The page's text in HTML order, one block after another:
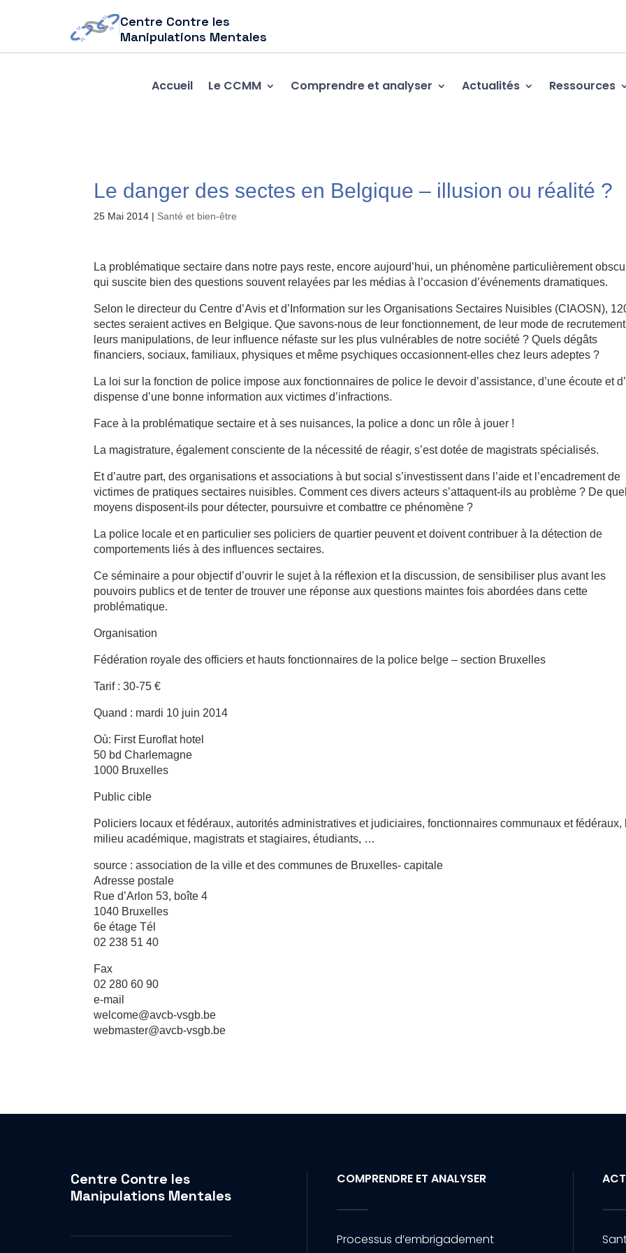
Centre Contre les
Manipulations Mentales
Accueil Le CCMM Comprendre et analyser Actualités Ressources
Le danger des sectes en Belgique – illusion ou réalité ?
25 Mai 2014 | Santé et bien-être
La problématique sectaire dans notre pays reste, encore aujourd’hui, un phénomène particulièrement
qui suscite bien des questions souvent relayées par les médias à l’occasion d’événements dramatiques.
Selon le directeur du Centre d’Avis et d’Information sur les Organisations Sectaires Nuisibles (CIAOSN),
sectes seraient actives en Belgique. Que savons-nous de leur fonctionnement, de leur mode de
leurs manipulations, de leur influence néfaste sur les plus vulnérables de notre société ? Quels dégâts
financiers, sociaux, familiaux, physiques et même psychiques occasionnent-elles chez leurs adeptes ?
La loi sur la fonction de police impose aux fonctionnaires de police le devoir d’assistance, d’une écoute et
dispense d’une bonne information aux victimes d’infractions.
Face à la problématique sectaire et à ses nuisances, la police a donc un rôle à jouer !
La magistrature, également consciente de la nécessité de réagir, s’est dotée de magistrats spécialisés.
Et d’autre part, des organisations et associations à but social s’investissent dans l’aide et l’encadrement de
victimes de pratiques sectaires nuisibles. Comment ces divers acteurs s’attaquent-ils au problème ? De
moyens disposent-ils pour détecter, poursuivre et combattre ce phénomène ?
La police locale et en particulier ses policiers de quartier peuvent et doivent contribuer à la détection de
comportements liés à des influences sectaires.
Ce séminaire a pour objectif d’ouvrir le sujet à la réflexion et la discussion, de sensibiliser plus avant les
pouvoirs publics et de tenter de trouver une réponse aux questions maintes fois abordées dans cette
problématique.
Organisation
Fédération royale des officiers et hauts fonctionnaires de la police belge – section Bruxelles
Tarif : 30-75 €
Quand : mardi 10 juin 2014
Où: First Euroflat hotel
50 bd Charlemagne
1000 Bruxelles
Public cible
Policiers locaux et fédéraux, autorités administratives et judiciaires, fonctionnaires communaux et fédéraux,
milieu académique, magistrats et stagiaires, étudiants, …
source : association de la ville et des communes de Bruxelles- capitale
Adresse postale
Rue d’Arlon 53, boîte 4
1040 Bruxelles
6e étage Tél
02 238 51 40
Fax
02 280 60 90
e-mail
welcome@avcb-vsgb.be
webmaster@avcb-vsgb.be
Centre Contre les
Manipulations Mentales
COMPRENDRE ET ANALYSER
Processus d’embrigadement